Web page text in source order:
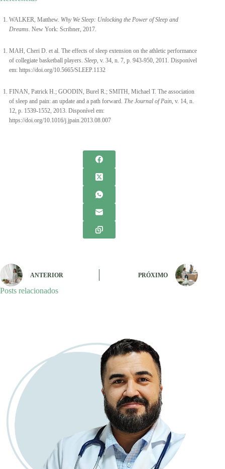
WALKER, Matthew. Why We Sleep: Unlocking the Power of Sleep and
Dreams. New York: Scribner, 2017.
MAH, Cheri D. et al. The effects of sleep extension on the athletic performance
of collegiate basketball players. Sleep, v. 34, n. 7, p. 943-950, 2011. Disponível
em: https://doi.org/10.5665/SLEEP.1132
FINAN, Patrick H.; GOODIN, Burel R.; SMITH, Michael T. The association
of sleep and pain: an update and a path forward. The Journal of Pain, v. 14, n.
12, p. 1539-1552, 2013. Disponível em:
https://doi.org/10.1016/j.jpain.2013.08.007
ANTERIOR PRÓXIMO
Posts relacionados